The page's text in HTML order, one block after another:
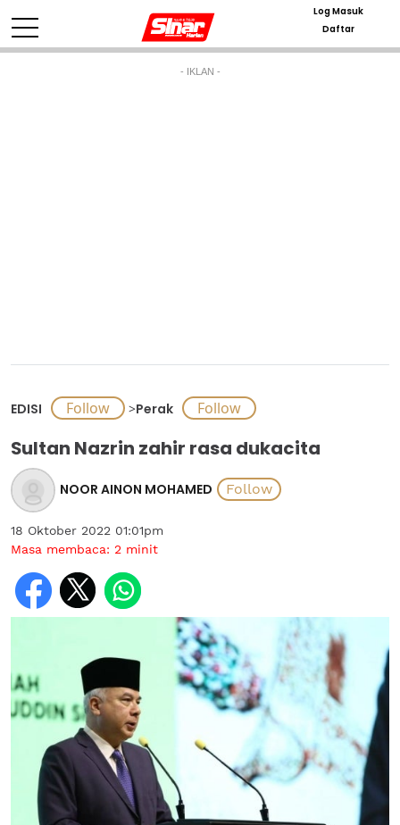
Log Masuk
Daftar
- IKLAN -
EDISI >Perak
Sultan Nazrin zahir rasa dukacita
NOOR AINON MOHAMED
18 Oktober 2022 01:01pm
Masa membaca: 2 minit